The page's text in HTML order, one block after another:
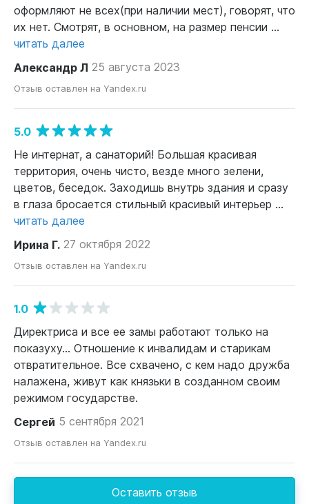
оформляют не всех(при наличии мест), говорят, что
их нет. Смотрят, в основном, на размер пенсии ...
читать далее
Александр Л 25 августа 2023
Отзыв оставлен на Yandex.ru
5.0
Не интернат, а санаторий! Большая красивая
территория, очень чисто, везде много зелени,
цветов, беседок. Заходишь внутрь здания и сразу
в глаза бросается стильный красивый интерьер ...
читать далее
Ирина Г. 27 октября 2022
Отзыв оставлен на Yandex.ru
1.0
Директриса и все ее замы работают только на
показуху... Отношение к инвалидам и старикам
отвратительное. Все схвачено, с кем надо дружба
налажена, живут как князьки в созданном своим
режимом государстве.
Сергей 5 сентября 2021
Отзыв оставлен на Yandex.ru
Оставить отзыв